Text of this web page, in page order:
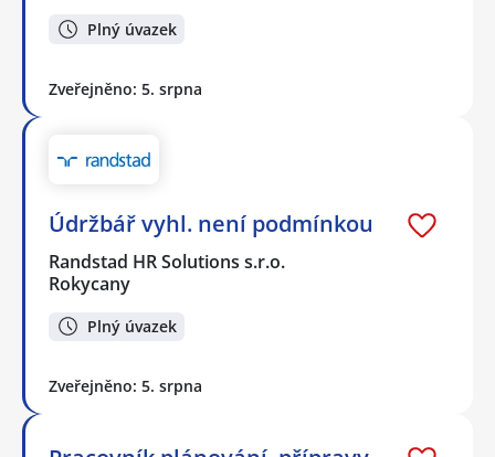
Plný úvazek
Zveřejněno: 5. srpna
Údržbář vyhl. není podmínkou
Randstad HR Solutions s.r.o.
Rokycany
Plný úvazek
Zveřejněno: 5. srpna